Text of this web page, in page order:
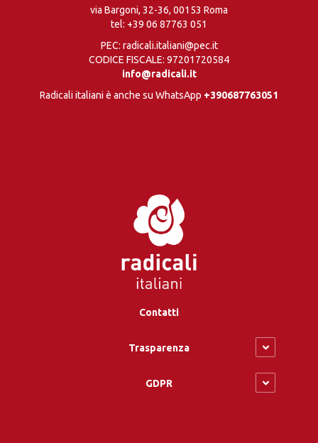
via Bargoni, 32-36, 00153 Roma
tel: +39 06 87763 051
PEC: radicali.italiani@pec.it
CODICE FISCALE: 97201720584
info@radicali.it
Radicali italiani è anche su WhatsApp +390687763051
Contatti
Trasparenza
GDPR